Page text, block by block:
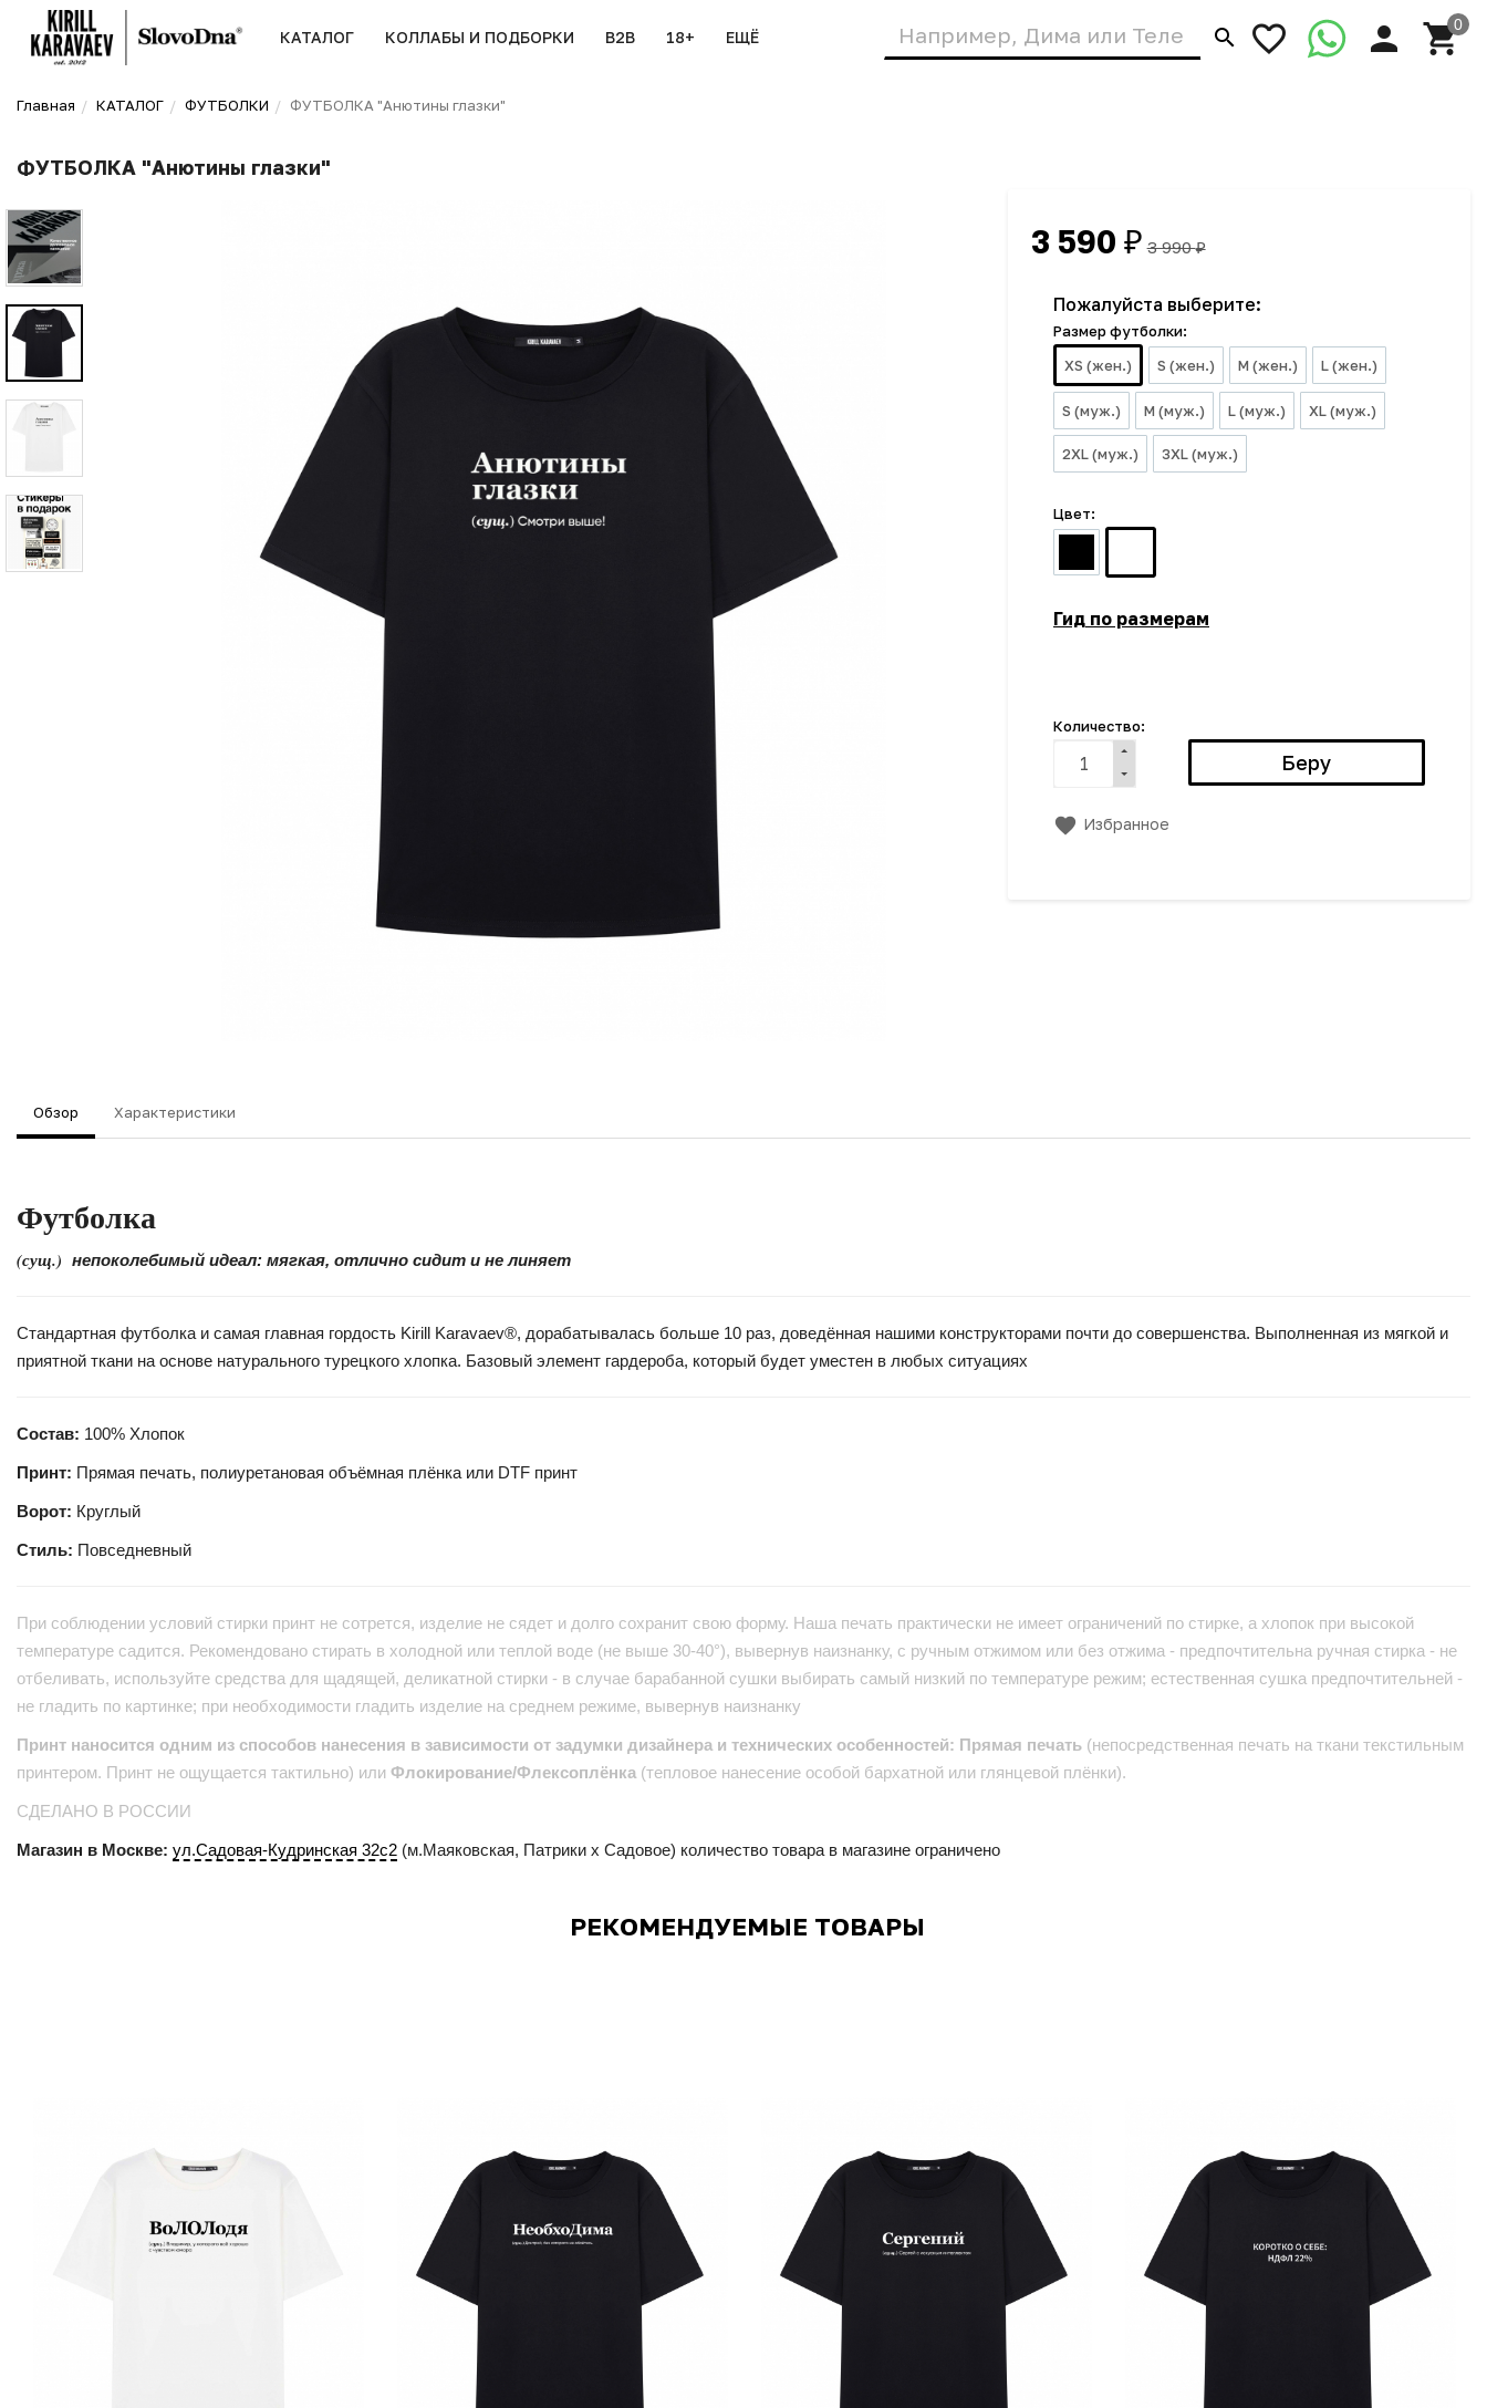
КАТАЛОГ КОЛЛАБЫ И ПОДБОРКИ B2B 18+ ЕЩЁ
Главная КАТАЛОГ ФУТБОЛКИ ФУТБОЛКА "Анютины глазки"
ФУТБОЛКА "Анютины глазки"
3 590 ₽ 3 990₽
Пожалуйста выберите:
Размер футболки:
XS (жен.)
S (жен.) M (жен.) L (жен.)
S (муж.) M (муж.) L (муж.) XL (муж.)
2XL (муж.) 3XL (муж.)
Цвет:
Гид по размерам
Количество:
Избранное
Обзор Характеристики
Футболка
(сущ.) непоколебимый идеал: мягкая, отлично сидит и не линяет
Стандартная футболка и самая главная гордость Kirill Karavaev®, дорабатывалась больше 10 раз, доведённая нашими конструкторами почти до совершенства. Выполненная из мягкой и
приятной ткани на основе натурального турецкого хлопка. Базовый элемент гардероба, который будет уместен в любых ситуациях
Состав: 100% Хлопок
Принт: Прямая печать, полиуретановая объёмная плёнка или DTF принт
Ворот: Круглый
Стиль: Повседневный
При соблюдении условий стирки принт не сотрется, изделие не сядет и долго сохранит свою форму. Наша печать практически не имеет ограничений по стирке, а хлопок при высокой
температуре садится. Рекомендовано стирать в холодной или теплой воде (не выше 30-40°), вывернув наизнанку, с ручным отжимом или без отжима - предпочтительна ручная стирка - не
отбеливать, используйте средства для щадящей, деликатной стирки - в случае барабанной сушки выбирать самый низкий по температуре режим; естественная сушка предпочтительней -
не гладить по картинке; при необходимости гладить изделие на среднем режиме, вывернув наизнанку
Принт наносится одним из способов нанесения в зависимости от задумки дизайнера и технических особенностей: Прямая печать (непосредственная печать на ткани текстильным
принтером. Принт не ощущается тактильно) или Флокирование/Флексоплёнка (тепловое нанесение особой бархатной или глянцевой плёнки).
СДЕЛАНО В РОССИИ
Магазин в Москве: ул.Садовая-Кудринская 32с2 (м.Маяковская, Патрики x Садовое) количество товара в магазине ограничено
РЕКОМЕНДУЕМЫЕ ТОВАРЫ